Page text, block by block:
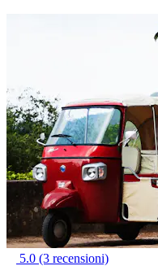
5.0 (3 recensioni)